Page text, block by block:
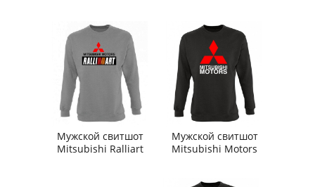
Мужской свитшот
Mitsubishi Ralliart
Мужской свитшот
Mitsubishi Motors